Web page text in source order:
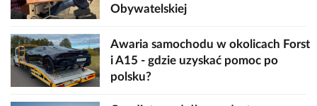
Obywatelskiej
Awaria samochodu w okolicach Forst
i A15 - gdzie uzyskać pomoc po
polsku?